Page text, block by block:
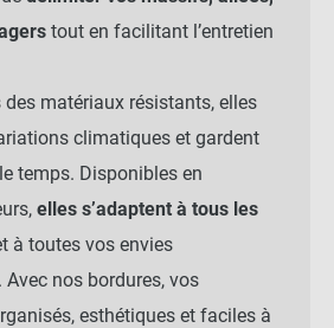
tout en facilitant l’entretien
des matériaux résistants, elles
climatiques et gardent
temps. Disponibles en
elles s’adaptent à tous les
à toutes vos envies
Avec nos bordures, vos
esthétiques et faciles à